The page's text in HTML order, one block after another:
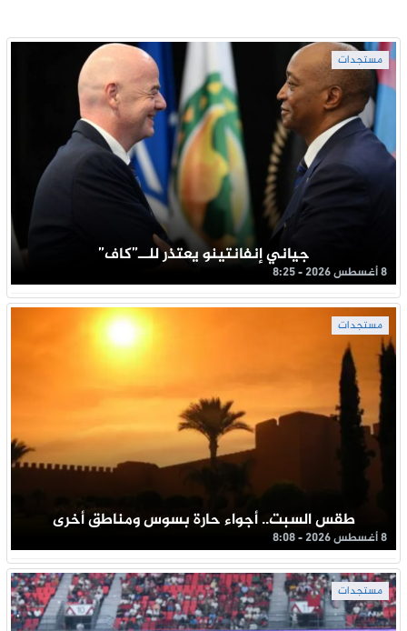
مستجدات
جياني إنفانتينو يعتذر للــ”كاف”
8 أغسطس 2026 - 8:25
مستجدات
طقس السبت.. أجواء حارة بسوس ومناطق أخرى
8 أغسطس 2026 - 8:08
مستجدات